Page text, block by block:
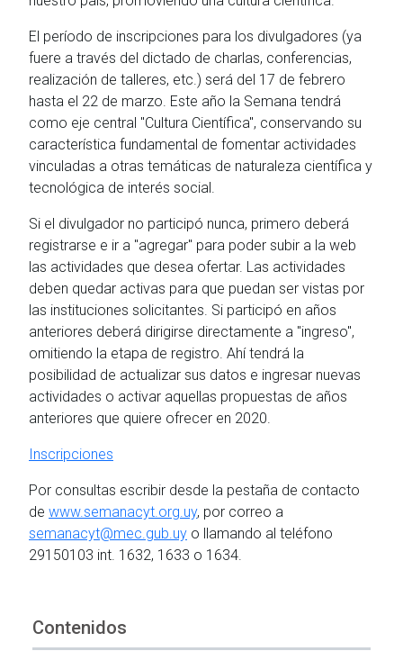
El período de inscripciones para los divulgadores (ya
fuere a través del dictado de charlas, conferencias,
realización de talleres, etc.) será del 17 de febrero
hasta el 22 de marzo. Este año la Semana tendrá
como eje central "Cultura Científica", conservando su
característica fundamental de fomentar actividades
vinculadas a otras temáticas de naturaleza científica y
tecnológica de interés social.
Si el divulgador no participó nunca, primero deberá
registrarse e ir a "agregar" para poder subir a la web
las actividades que desea ofertar. Las actividades
deben quedar activas para que puedan ser vistas por
las instituciones solicitantes. Si participó en años
anteriores deberá dirigirse directamente a "ingreso",
omitiendo la etapa de registro. Ahí tendrá la
posibilidad de actualizar sus datos e ingresar nuevas
actividades o activar aquellas propuestas de años
anteriores que quiere ofrecer en 2020.
Inscripciones
Por consultas escribir desde la pestaña de contacto
de www.semanacyt.org.uy, por correo a
semanacyt@mec.gub.uy o llamando al teléfono
29150103 int. 1632, 1633 o 1634.
Contenidos